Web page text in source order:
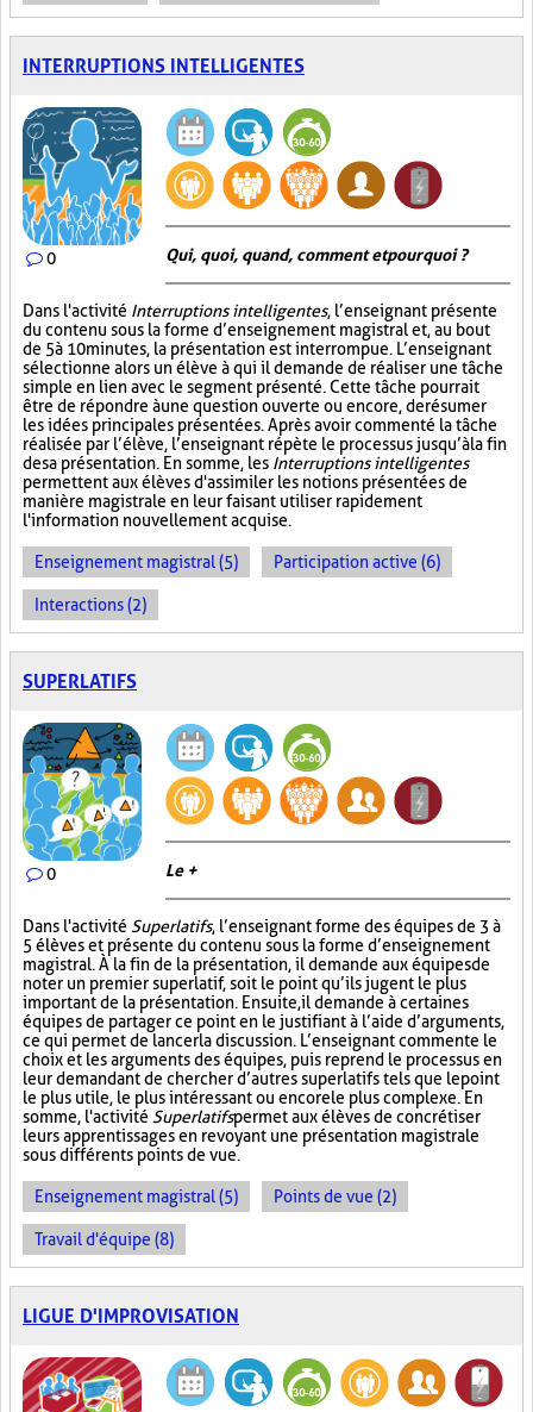
INTERRUPTIONS INTELLIGENTES
0 Qui, quoi, quand, comment et pourquoi ?
Dans l'activité Interruptions intelligentes, l’enseignant présente
du contenu sous la forme d’enseignement magistral et, au bout
de 5 à 10 minutes, la présentation est interrompue. L’enseignant
sélectionne alors un élève à qui il demande de réaliser une tâche
simple en lien avec le segment présenté. Cette tâche pourrait
être de répondre à une question ouverte ou encore, de résumer
les idées principales présentées. Après avoir commenté la tâche
réalisée par l’élève, l’enseignant répète le processus jusqu’à la fin
de sa présentation. En somme, les Interruptions intelligentes
permettent aux élèves d'assimiler les notions présentées de
manière magistrale en leur faisant utiliser rapidement
l'information nouvellement acquise.
Enseignement magistral (5) Participation active (6)
Interactions (2)
SUPERLATIFS
0 Le +
Dans l'activité Superlatifs, l’enseignant forme des équipes de 3 à
5 élèves et présente du contenu sous la forme d’enseignement
magistral. À la fin de la présentation, il demande aux équipes de
noter un premier superlatif, soit le point qu’ils jugent le plus
important de la présentation. Ensuite, il demande à certaines
équipes de partager ce point en le justifiant à l’aide d’arguments,
ce qui permet de lancer la discussion. L’enseignant commente le
choix et les arguments des équipes, puis reprend le processus en
leur demandant de chercher d’autres superlatifs tels que le point
le plus utile, le plus intéressant ou encore le plus complexe. En
somme, l'activité Superlatifspermet aux élèves de concrétiser
leurs apprentissages en revoyant une présentation magistrale
sous différents points de vue.
Enseignement magistral (5) Points de vue (2)
Travail d'équipe (8)
LIGUE D'IMPROVISATION